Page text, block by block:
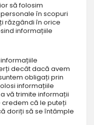
să folosim
în scopuri
răzgândi în orice
informațiile
decât dacă avem
obligați prin
informațiile
vă trimite informații
că le puteți
doriți să se întâmple